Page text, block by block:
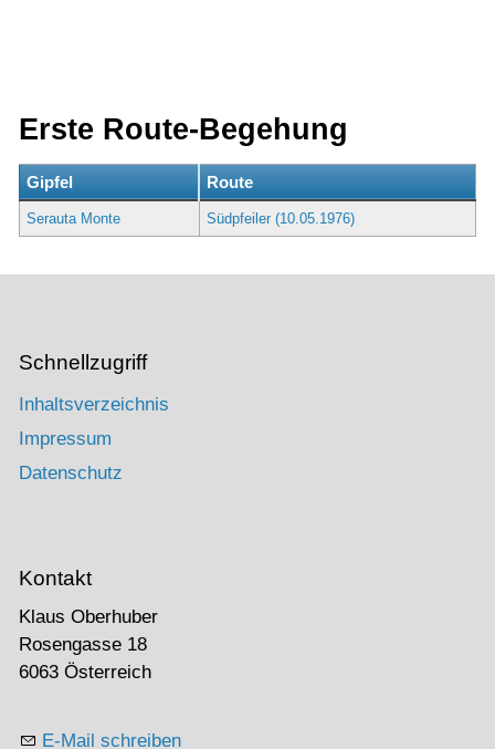
Erste Route-Begehung
Gipfel Route
Serauta Monte Südpfeiler (10.05.1976)
Schnellzugriff
Inhaltsverzeichnis
Impressum
Datenschutz
Kontakt
Klaus Oberhuber
Rosengasse 18
6063 Österreich
E-Mail schreiben